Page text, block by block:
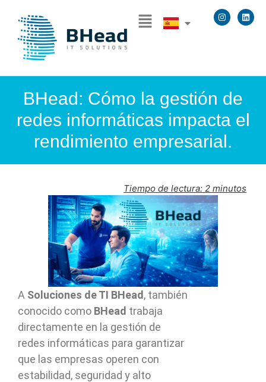
BHead: Cómo la gestión de
redes informáticas impacta el
rendimiento empresarial.
Tiempo de lectura: 2 minutos
A Soluciones de TI BHead, también
conocido como BHead trabaja
directamente en la gestión de
redes informáticas para garantizar
que las empresas operen con
estabilidad, seguridad y alto